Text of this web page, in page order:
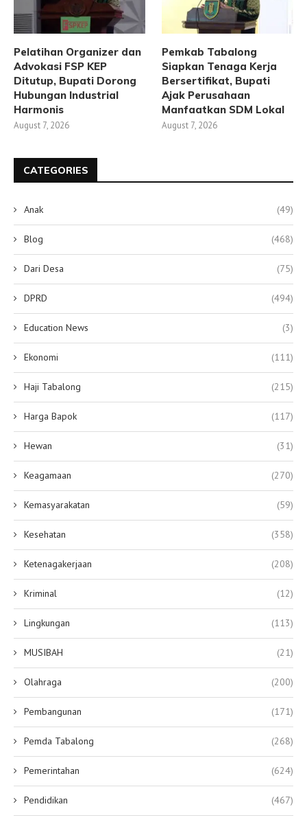
Pelatihan Organizer dan
Advokasi FSP KEP
Ditutup, Bupati Dorong
Hubungan Industrial
Harmonis
August 7, 2026
Pemkab Tabalong
Siapkan Tenaga Kerja
Bersertifikat, Bupati
Ajak Perusahaan
Manfaatkan SDM Lokal
August 7, 2026
CATEGORIES
Anak (49)
Blog (468)
Dari Desa (75)
DPRD (494)
Education News (3)
Ekonomi (111)
Haji Tabalong (215)
Harga Bapok (117)
Hewan (31)
Keagamaan (270)
Kemasyarakatan (59)
Kesehatan (358)
Ketenagakerjaan (208)
Kriminal (12)
Lingkungan (113)
MUSIBAH (21)
Olahraga (200)
Pembangunan (171)
Pemda Tabalong (268)
Pemerintahan (624)
Pendidikan (467)